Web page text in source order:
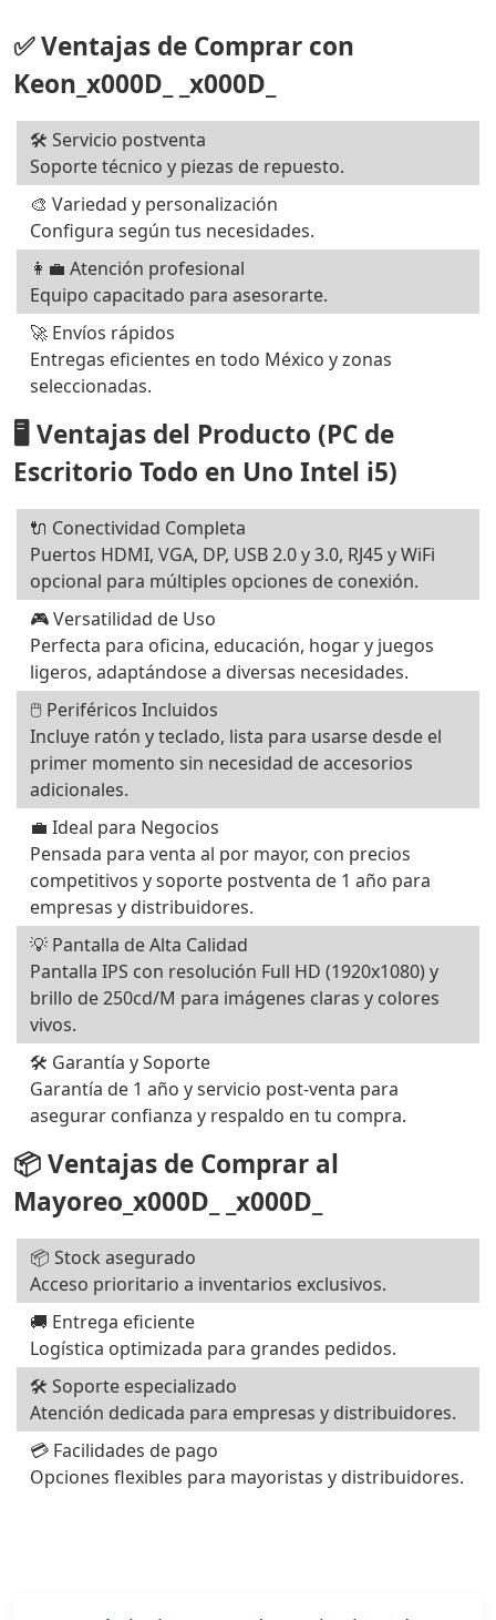
✅ Ventajas de Comprar con
Keon_x000D_ _x000D_
🛠️ Servicio postventa
Soporte técnico y piezas de repuesto.
🎨 Variedad y personalización
Configura según tus necesidades.
👩‍💼 Atención profesional
Equipo capacitado para asesorarte.
🚀 Envíos rápidos
Entregas eficientes en todo México y zonas
seleccionadas.
🖥️ Ventajas del Producto (PC de
Escritorio Todo en Uno Intel i5)
🔌 Conectividad Completa
Puertos HDMI, VGA, DP, USB 2.0 y 3.0, RJ45 y WiFi
opcional para múltiples opciones de conexión.
🎮 Versatilidad de Uso
Perfecta para oficina, educación, hogar y juegos
ligeros, adaptándose a diversas necesidades.
🖱️ Periféricos Incluidos
Incluye ratón y teclado, lista para usarse desde el
primer momento sin necesidad de accesorios
adicionales.
💼 Ideal para Negocios
Pensada para venta al por mayor, con precios
competitivos y soporte postventa de 1 año para
empresas y distribuidores.
💡 Pantalla de Alta Calidad
Pantalla IPS con resolución Full HD (1920x1080) y
brillo de 250cd/M para imágenes claras y colores
vivos.
🛠️ Garantía y Soporte
Garantía de 1 año y servicio post-venta para
asegurar confianza y respaldo en tu compra.
📦 Ventajas de Comprar al
Mayoreo_x000D_ _x000D_
📦 Stock asegurado
Acceso prioritario a inventarios exclusivos.
🚚 Entrega eficiente
Logística optimizada para grandes pedidos.
🛠️ Soporte especializado
Atención dedicada para empresas y distribuidores.
💳 Facilidades de pago
Opciones flexibles para mayoristas y distribuidores.